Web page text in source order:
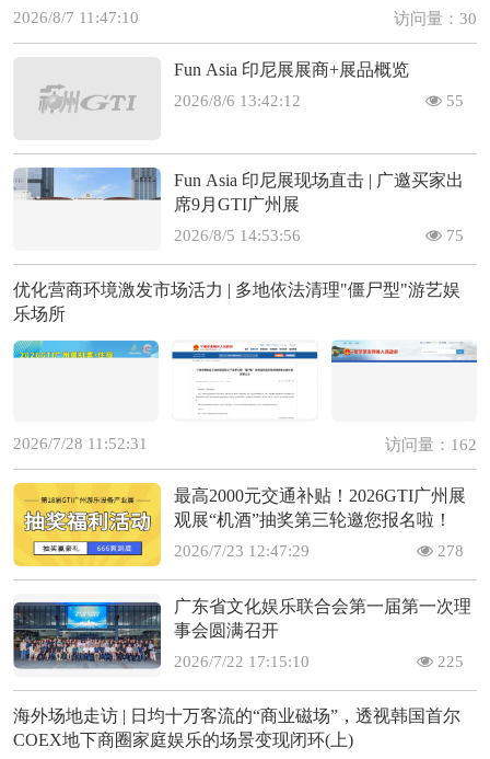
2026/8/7 11:47:10 访问量：30
Fun Asia 印尼展展商+展品概览
2026/8/6 13:42:12 55
Fun Asia 印尼展现场直击 | 广邀买家出
席9月GTI广州展
2026/8/5 14:53:56 75
优化营商环境激发市场活力 | 多地依法清理"僵尸型"游艺娱
乐场所
2026/7/28 11:52:31 访问量：162
最高2000元交通补贴！2026GTI广州展
观展“机酒”抽奖第三轮邀您报名啦！
2026/7/23 12:47:29 278
广东省文化娱乐联合会第一届第一次理
事会圆满召开
2026/7/22 17:15:10 225
海外场地走访 | 日均十万客流的“商业磁场”，透视韩国首尔
COEX地下商圈家庭娱乐的场景变现闭环(上)